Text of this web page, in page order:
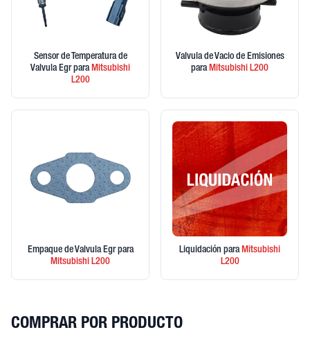
Sensor de Temperatura de
Valvula Egr paraMitsubishi
L200
Valvula de Vacio de Emisiones
paraMitsubishi L200
Empaque de Valvula Egr para
Mitsubishi L200
Liquidación paraMitsubishi
L200
COMPRAR POR PRODUCTO